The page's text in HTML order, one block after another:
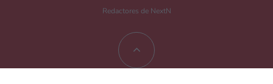
Recibir un correo electrónico con los siguientes comentarios a esta entrada.
Recibir un correo electrónico con cada nueva entrada.
Redactores de NextN